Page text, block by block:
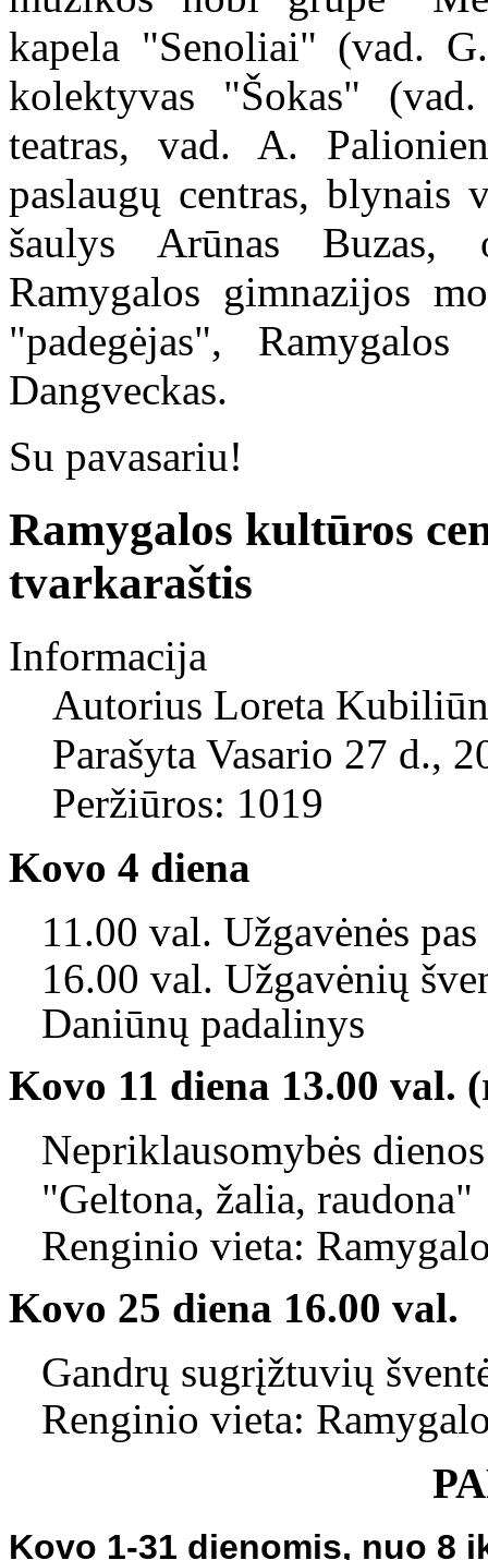
kapela "Senoliai" (vad.
kolektyvas "Šokas"
teatras, vad. A.
paslaugų centras,
šaulys Arūnas Buzas,
Ramygalos gimnazijos
"padegėjas",
Dangveckas.
Su pavasariu!
Ramygalos kultūros
tvarkaraštis
Informacija
Autorius Loreta
Parašyta Vasario 27 d.,
Peržiūros: 1019
Kovo 4 diena
11.00 val. Užgavėnės
16.00 val. Užgavėnių
Daniūnų padalinys
Kovo 11 diena 13.00 val.
Nepriklausomybės
"Geltona, žalia, raudona"
Renginio vieta:
Kovo 25 diena 16.00 val.
Gandrų sugrįžtuvių
Renginio vieta:
Kovo 1-31 dienomis, nuo 8